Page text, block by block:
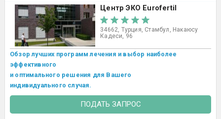
Центр ЭКО Eurofertil
34662, Турция, Стамбул, Накаюсу
Кадеси, 96
Обзор лучших программ лечения и выбор наиболее
эффективного
и оптимального решения для Вашего
индивидуального случая.
ПОДАТЬ ЗАПРОС